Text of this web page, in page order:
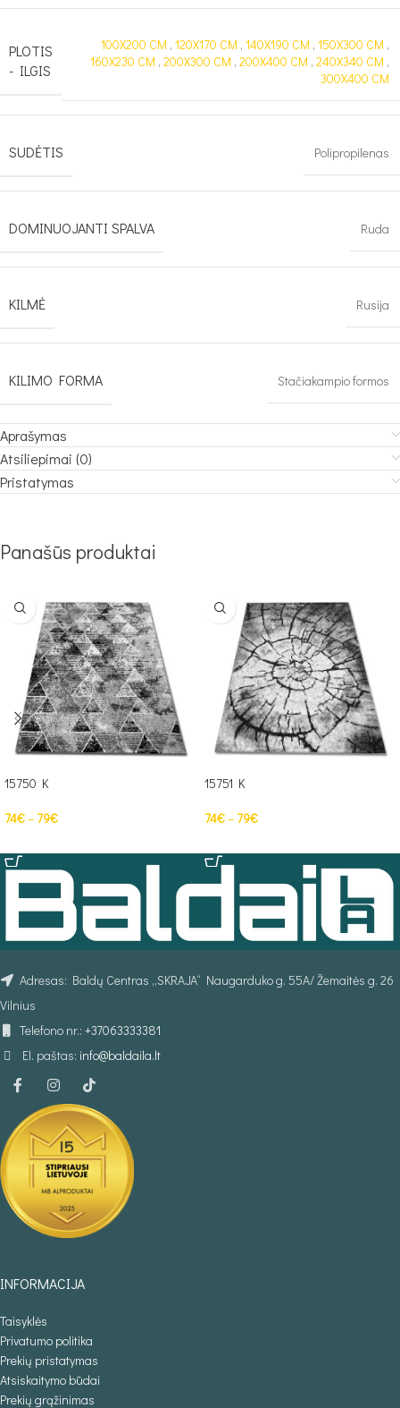
PLOTIS
- ILGIS
100X200 CM , 120X170 CM , 140X190 CM , 150X300 CM ,
160X230 CM , 200X300 CM , 200X400 CM , 240X340 CM ,
300X400 CM
SUDĖTIS Polipropilenas
DOMINUOJANTI SPALVA Ruda
KILMĖ Rusija
KILIMO FORMA Stačiakampio formos
Aprašymas
Atsiliepimai (0)
Pristatymas
Panašūs produktai
15750 K
74€– 79€
15751 K
74€– 79€
Adresas: Baldų Centras „SKRAJA“ Naugarduko g. 55A/ Žemaitės g. 26
Vilnius
Telefono nr.: +37063333381
El. paštas: info@baldaila.lt
INFORMACIJA
Taisyklės
Privatumo politika
Prekių pristatymas
Atsiskaitymo būdai
Prekių grąžinimas